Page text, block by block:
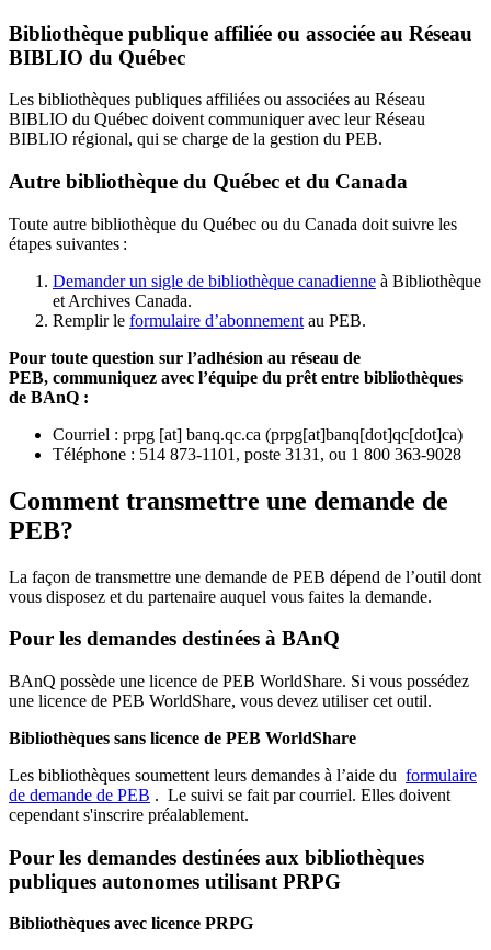
Bibliothèque publique affiliée ou associée au Réseau
BIBLIO du Québec
Les bibliothèques publiques affiliées ou associées au Réseau
BIBLIO du Québec doivent communiquer avec leur Réseau
BIBLIO régional, qui se charge de la gestion du PEB.
Autre bibliothèque du Québec et du Canada
Toute autre bibliothèque du Québec ou du Canada doit suivre les
étapes suivantes :
Demander un sigle de bibliothèque canadienne à Bibliothèque
et Archives Canada.
Remplir le formulaire d’abonnement au PEB.
Pour toute question sur l’adhésion au réseau de
PEB, communiquez avec l’équipe du prêt entre bibliothèques
de BAnQ :
Courriel : prpg [at] banq.qc.ca (prpg[at]banq[dot]qc[dot]ca)
Téléphone : 514 873-1101, poste 3131, ou 1 800 363-9028
Comment transmettre une demande de
PEB?
La façon de transmettre une demande de PEB dépend de l’outil dont
vous disposez et du partenaire auquel vous faites la demande.
Pour les demandes destinées à BAnQ
BAnQ possède une licence de PEB WorldShare. Si vous possédez
une licence de PEB WorldShare, vous devez utiliser cet outil.
Bibliothèques sans licence de PEB WorldShare
Les bibliothèques soumettent leurs demandes à l’aide du formulaire
de demande de PEB . Le suivi se fait par courriel. Elles doivent
cependant s'inscrire préalablement.
Pour les demandes destinées aux bibliothèques
publiques autonomes utilisant PRPG
Bibliothèques avec licence PRPG